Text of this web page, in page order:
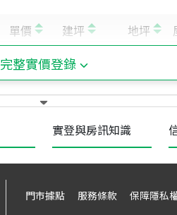
完整實價登錄
實登與房訊知識
門市據點 服務條款 保障隱私